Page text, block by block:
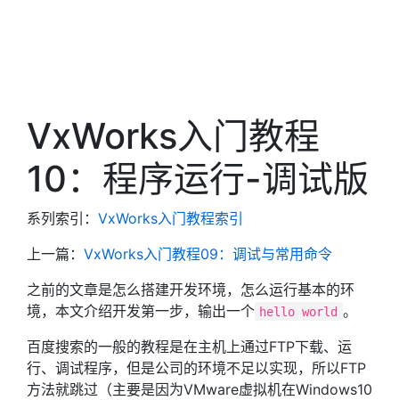
VxWorks入门教程
10：程序运行-调试版
系列索引： VxWorks入门教程索引
上一篇： VxWorks入门教程09：调试与常用命令
之前的文章是怎么搭建开发环境，怎么运行基本的环
境，本文介绍开发第一步，输出一个 hello world 。
百度搜索的一般的教程是在主机上通过FTP下载、运
行、调试程序，但是公司的环境不足以实现，所以FTP
方法就跳过（主要是因为VMware虚拟机在Windows10